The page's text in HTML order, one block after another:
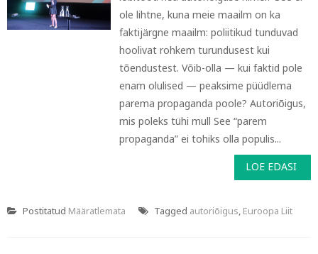
ole lihtne, kuna meie maailm on ka
faktijärgne maailm: poliitikud tunduvad
hoolivat rohkem turundusest kui
tõendustest. Võib-olla — kui faktid pole
enam olulised — peaksime püüdlema
parema propaganda poole? Autoriõigus,
mis poleks tühi mull See “parem
propaganda” ei tohiks olla populis...
LOE EDASI
Postitatud Määratlemata Tagged autoriõigus, Euroopa Liit